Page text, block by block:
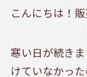
こんにちは！
寒い日が続き
けていなかった